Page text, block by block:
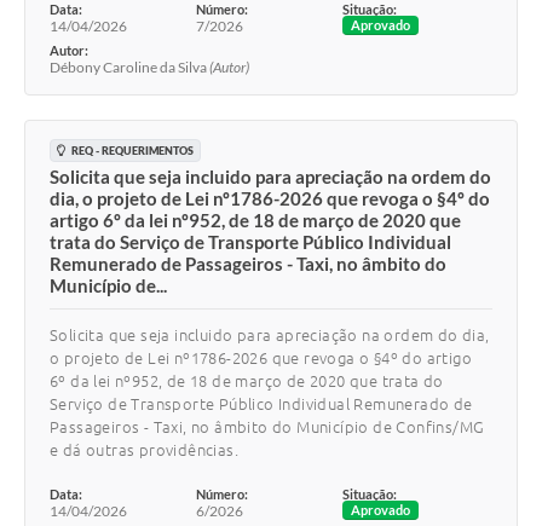
Data:
14/04/2026
Número:
7/2026
Situação:
Aprovado
Autor:
Débony Caroline da Silva(Autor)
REQ - REQUERIMENTOS
Solicita que seja incluido para apreciação na ordem do
dia, o projeto de Lei nº1786-2026 que revoga o §4º do
artigo 6º da lei nº952, de 18 de março de 2020 que
trata do Serviço de Transporte Público Individual
Remunerado de Passageiros - Taxi, no âmbito do
Município de...
Solicita que seja incluido para apreciação na ordem do dia,
o projeto de Lei nº1786-2026 que revoga o §4º do artigo
6º da lei nº952, de 18 de março de 2020 que trata do
Serviço de Transporte Público Individual Remunerado de
Passageiros - Taxi, no âmbito do Município de Confins/MG
e dá outras providências.
Data:
14/04/2026
Número:
6/2026
Situação:
Aprovado